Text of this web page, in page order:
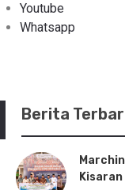
Youtube
Whatsapp
Berita